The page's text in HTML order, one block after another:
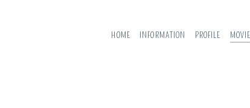
HOME INFORMATION PROFILE MOVIE